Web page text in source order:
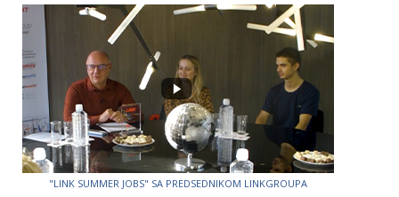
"LINK SUMMER JOBS" SA PREDSEDNIKOM LINKGROUPA